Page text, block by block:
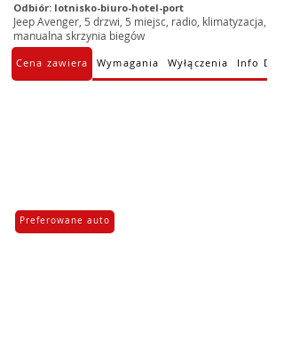
Odbiór: lotnisko-biuro-hotel-port
Jeep Avenger, 5 drzwi, 5 miejsc, radio, klimatyzacja,
manualna skrzynia biegów
Cena zawiera Wymagania Wyłączenia Info
Preferowane auto